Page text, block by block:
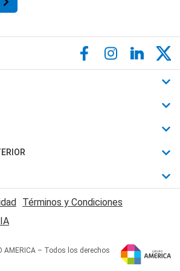
Términos y Condiciones
AMERICA – Todos los derechos